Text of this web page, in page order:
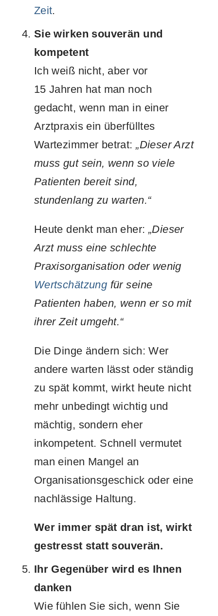
Zeit.
Sie wirken souverän und
kompetent
Ich weiß nicht, aber vor
15 Jahren hat man noch
gedacht, wenn man in einer
Arztpraxis ein überfülltes
Wartezimmer betrat:„Dieser Arzt
muss gut sein, wenn so viele
Patienten bereit sind,
stundenlang zu warten.“
Heute denkt man eher: „Dieser
Arzt muss eine schlechte
Praxisorganisation oder wenig
Wertschätzung für seine
Patienten haben, wenn er so mit
ihrer Zeit umgeht.“
Die Dinge ändern sich: Wer
andere warten lässt oder ständig
zu spät kommt, wirkt heute nicht
mehr unbedingt wichtig und
mächtig, sondern eher
inkompetent. Schnell vermutet
man einen Mangel an
Organisationsgeschick oder eine
nachlässige Haltung.
Wer immer spät dran ist, wirkt
gestresst statt souverän.
Ihr Gegenüber wird es Ihnen
danken
Wie fühlen Sie sich, wenn Sie